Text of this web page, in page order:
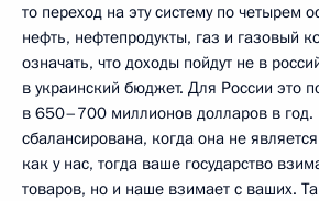
то переход на эту систему по четырем
нефть, нефтепродукты, газ и газовый
означать, что доходы пойдут не в
в украинский бюджет. Для России это
в 650–700 миллионов долларов в год.
сбалансирована, когда она не
как у нас, тогда ваше государство
товаров, но и наше взимает с ваших.